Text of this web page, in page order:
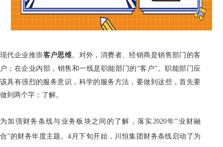
现代企业推崇客户思维。对外，消费者、经销商是销售部门的客
户；在企业内部，销售和一线是职能部门的“客户”。职能部门应
该具有强烈的服务意识，科学的服务方法，要做到这些，首先要
做到两个字：了解。
为加强财务条线与业务板块之间的了解，落实2020年“业财融
合”的财务年度主题。4 月下旬开始，川恒集团财务条线启动了为